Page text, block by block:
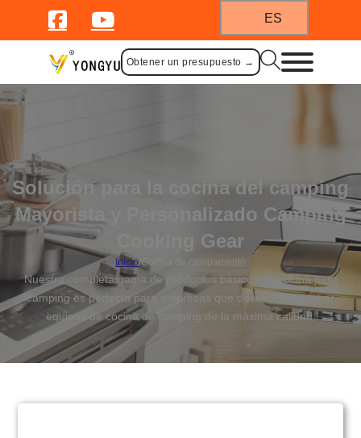
ES
Obtener un presupuesto →
Solución para la cocina del camping
Mayorista y Personalizado Camping
Cooking Gear
Inicio/Cocina de campamento
Nuestra completa gama de productos básicos de cocina para
camping es perfecta para empresas que deseen suministrar
equipos de cocina de camping de la máxima calidad.